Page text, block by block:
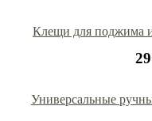
Клещи для поджима и
Универсальные